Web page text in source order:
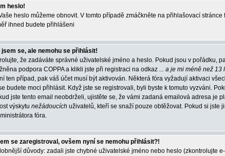
heslo!
heslo můžeme obnovit. V tomto případě zmáčkněte na přihlašovací
ihned budete přihlášeni
se, ale nemohu se přihlásit!
že zadáváte správné uživatelské jméno a heslo. Pokud jsou v pořádku,
podpora COPPA a klikli jste při registraci na odkaz ... a je mi méně než 13
ten případ, pak váš účet musí být aktivován. Některá fóra vyžadují aktivaci
budete moci přihlásit. Když jste se registrovali, byli byste k tomuto vyzváni.
jste tento email neobdrželi, ujistěte se, že vámi zadaná emailová adresa je
výskytu nežádoucích uživatelů, kteří se snaží pouze obtěžovat. Pokud si jste
fóra.
se zaregistroval, ovšem nyní se nemohu přihlásit?!
důvody: zadali jste chybné uživatelské jméno nebo heslo (zkontrolujte